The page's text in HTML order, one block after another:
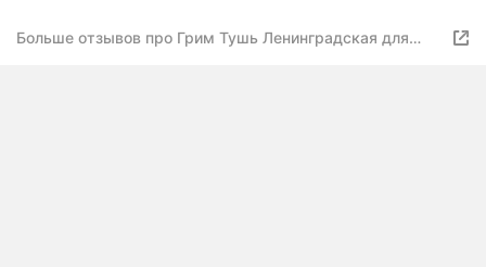
Больше отзывов про Грим Тушь Ленинградская для